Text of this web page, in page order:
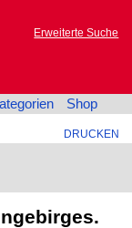
Erweiterte Suche
Shop
DRUCKEN